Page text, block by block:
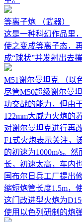
等离子炮
（武器）
这是一种科幻作品里
使之变成等离子态，
成“球状”并发射出去
M51谢尔曼坦克
（以
尽管M50超级谢尔曼
功交战的能力，但由
122mm大威力火炮的
对谢尔曼坦克进行再
F1式火炮表示关注，
的初速为1000m/s。
长，初速太高，车内
国布尔日兵工厂提出
缩短炮管长度1.5m，
这门改进型火炮为
使用以色列研制的炮弹